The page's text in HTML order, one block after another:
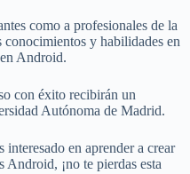
como a profesionales de la
conocimientos y habilidades en
Android.
con éxito recibirán un
Autónoma de Madrid.
interesado en aprender a crear
¡no te pierdas esta